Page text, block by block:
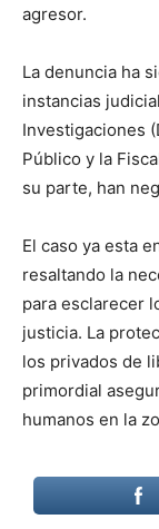
agresor.
La denuncia ha
instancias
Investigaciones
Público y la
su parte, han
El caso ya esta
resaltando la
para esclarecer
justicia. La
los privados de
primordial
humanos en la